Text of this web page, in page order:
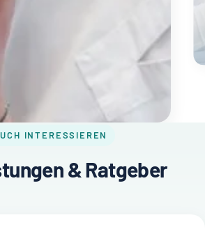
INTERESSIEREN
& Ratgeber